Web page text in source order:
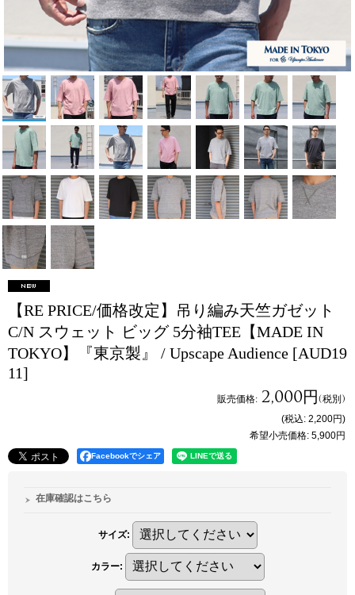
【RE PRICE/価格改定】吊り編み天竺ガゼット
C/N スウェット ビッグ 5分袖TEE【MADE IN
TOKYO】『東京製』 / Upscape Audience [AUD19
11]
販売価格: 2,000円(税別)
(税込: 2,200円)
希望小売価格: 5,900円
Facebookでシェア
在庫確認はこちら
サイズ:
カラー: